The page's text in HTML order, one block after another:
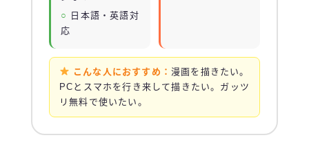
日本語・英語対
応
こんな人におすすめ：漫画を描きたい。
PCとスマホを行き来して描きたい。ガッツ
リ無料で使いたい。